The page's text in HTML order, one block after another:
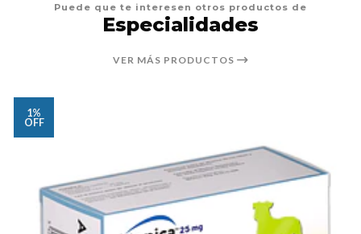
Puede que te interesen otros productos de
Especialidades
VER MÁS PRODUCTOS
1%
OFF